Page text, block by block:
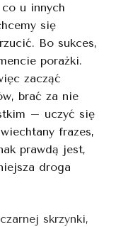
u innych
się
Bo sukces,
porażki.
zacząć
brać za nie
– uczyć się
frazes,
prawdą jest,
droga
skrzynki,